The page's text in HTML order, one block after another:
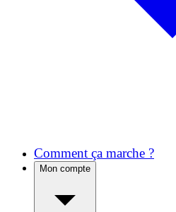
Comment ça marche ?
Mon compte